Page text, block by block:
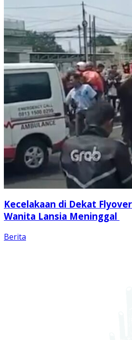
Kecelakaan di Dekat
Wanita Lansia Meninggal
Berita